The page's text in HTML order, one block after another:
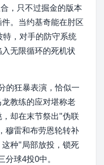
，只不过掘金的版本
。当约基奇能在肘区
特 ，对手的防守系统
入无限循环的死机状
的狂暴表演，恰似一
龙教练的应对堪称老
却在末节祭出"伪联
雷和布劳恩轮转补
种"局部放投，锁死
球4投0中。